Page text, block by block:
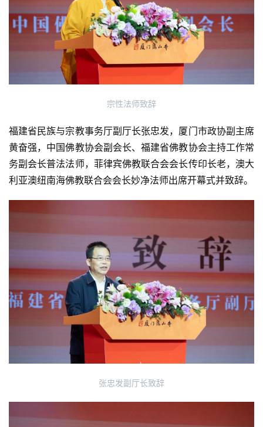
宗性法师致辞
福建省民族与宗教事务厅副厅长张忠发，厦门市政协副主席
黄奋强，中国佛教协会副会长、福建省佛教协会主持工作常
务副会长普法法师，菲律宾佛教联合会会长传印长老，澳大
利亚澳纽南海佛教联合会会长妙净法师出席开幕式并致辞。
张忠发副厅长致辞